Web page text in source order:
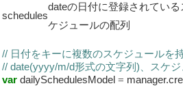
schedules
dateの日付に登録されている
ケジュールの配列
// 日付をキーに複数のスケジュールを
// date(yyyy/m/d形式の文字列)、スケ
var dailySchedulesModel =